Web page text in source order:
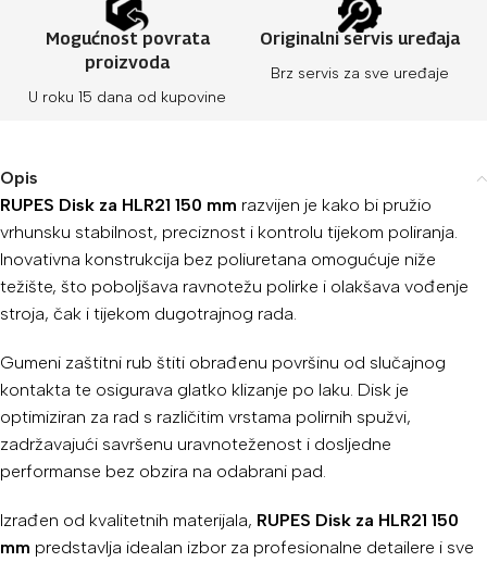
Mogućnost povrata
proizvoda
U roku 15 dana od kupovine
Originalni servis uređaja
Brz servis za sve uređaje
Opis
RUPES Disk za HLR21 150 mm razvijen je kako bi pružio
vrhunsku stabilnost, preciznost i kontrolu tijekom poliranja.
Inovativna konstrukcija bez poliuretana omogućuje niže
težište, što poboljšava ravnotežu polirke i olakšava vođenje
stroja, čak i tijekom dugotrajnog rada.
Gumeni zaštitni rub štiti obrađenu površinu od slučajnog
kontakta te osigurava glatko klizanje po laku. Disk je
optimiziran za rad s različitim vrstama polirnih spužvi,
zadržavajući savršenu uravnoteženost i dosljedne
performanse bez obzira na odabrani pad.
Izrađen od kvalitetnih materijala, RUPES Disk za HLR21 150
mm predstavlja idealan izbor za profesionalne detailere i sve